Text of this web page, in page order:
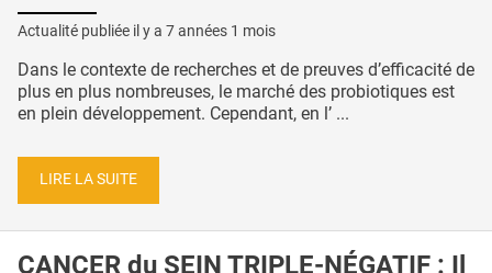
Actualité publiée il y a 7 années 1 mois
Dans le contexte de recherches et de preuves d’efficacité de
plus en plus nombreuses, le marché des probiotiques est
en plein développement. Cependant, en l’ ...
LIRE LA SUITE
CANCER du SEIN TRIPLE-NÉGATIF : Il